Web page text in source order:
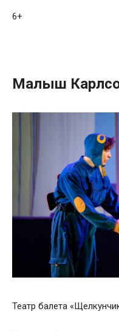
6+
Малыш
Театр балета